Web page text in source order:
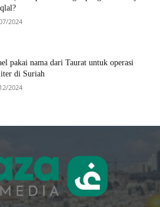
2024
pakai nama dari Taurat untuk operasi
di Suriah
2024